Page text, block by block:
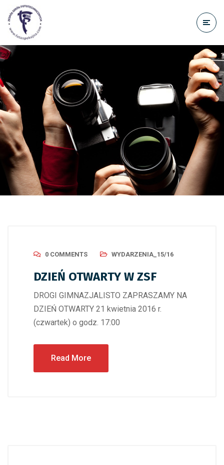
treści
0 COMMENTS WYDARZENIA_15/16
DZIEŃ OTWARTY W ZSF
DROGI GIMNAZJALISTO ZAPRASZAMY NA
DZIEŃ OTWARTY 21 kwietnia 2016 r.
(czwartek) o godz. 17:00
Read More